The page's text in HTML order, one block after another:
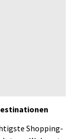
Shopping-